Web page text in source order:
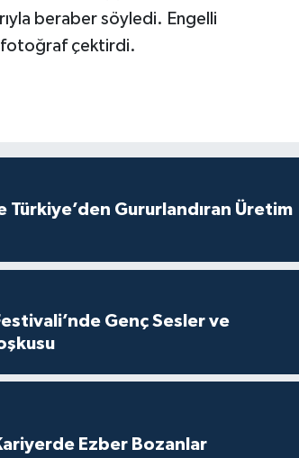
beraber söyledi. Engelli
fotoğraf çektirdi.
Türkiye’den Gururlandıran Üretim
Genç Sesler ve
Ezber Bozanlar